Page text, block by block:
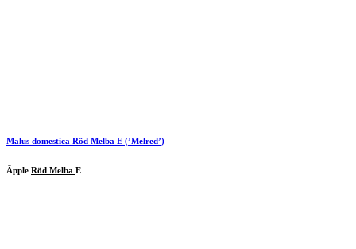
Malus domestica Röd Melba E (’Melred’)
Äpple Röd Melba E